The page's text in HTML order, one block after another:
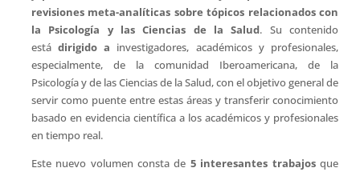
revisiones meta-analíticas sobre tópicos relacionados con
la Psicología y las Ciencias de la Salud. Su contenido
estádirigido a investigadores, académicos y profesionales,
especialmente, de la comunidad Iberoamericana, de la
Psicología y de las Ciencias de la Salud, con el objetivo general de
servir como puente entre estas áreas y transferir conocimiento
basado en evidencia científica a los académicos y profesionales
en tiempo real.
Este nuevo volumen consta de 5 interesantes trabajosque